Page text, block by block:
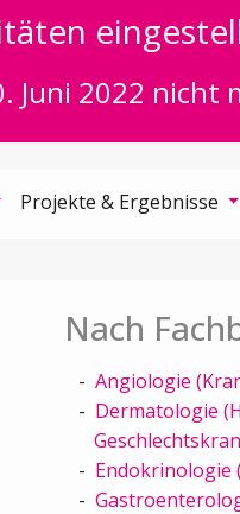
Juni 2022 nicht
Projekte & Ergebnisse
Nach
Angiologie
Dermatologie
Endokrinologie